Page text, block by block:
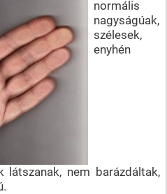
normális
nagyságúak,
szélesek,
enyhén
látszanak, nem barázdáltak,